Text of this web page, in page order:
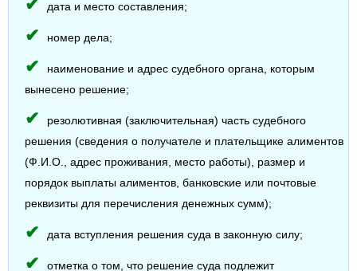
дата и место составления;
номер дела;
наименование и адрес судебного органа, которым
вынесено решение;
резолютивная (заключительная) часть судебного
решения (сведения о получателе и плательщике алиментов
(Ф.И.О., адрес проживания, место работы), размер и
порядок выплаты алиментов, банковские или почтовые
реквизиты для перечисления денежных сумм);
дата вступления решения суда в законную силу;
отметка о том, что решение суда подлежит